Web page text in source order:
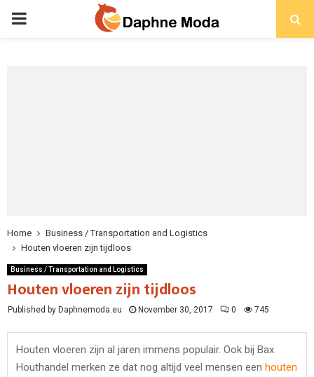
PRIMARY
Home
Business / Transportation and Logistics
Houten vloeren zijn tijdloos
Business / Transportation and Logistics
Houten vloeren zijn tijdloos
Published by Daphnemoda.eu November 30, 2017 0 745
Houten vloeren zijn al jaren immens populair. Ook bij Bax
Houthandel merken ze dat nog altijd veel mensen een houten